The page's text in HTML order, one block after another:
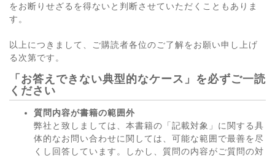
をお断りせざるを得ないと判断させていただくこともありま
す。
以上につきまして、ご購読者各位のご了解をお願い申し上げ
る次第です。
「お答えできない典型的なケース」を必ずご一読
ください
質問内容が書籍の範囲外
弊社と致しましては、本書籍の「記載対象」に関する具
体的なお問い合わせに関しては、可能な範囲で最善を尽
くし回答しています。しかし、質問の内容がご質問の対